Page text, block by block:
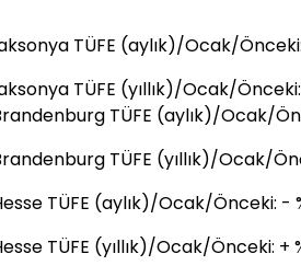
TÜFE (aylık)/Ocak/
TÜFE (yıllık)/Ocak/Önceki:
TÜFE (aylık)/Ocak/
TÜFE (yıllık)/Ocak/
TÜFE (aylık)/Ocak/Önceki: -
TÜFE (yıllık)/Ocak/Önceki: +